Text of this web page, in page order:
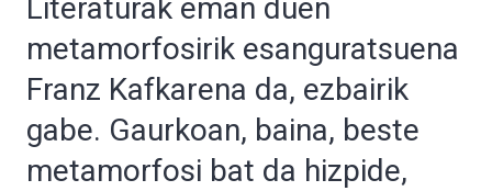
Literaturak eman duen
metamorfosirik esanguratsuena
Franz Kafkarena da, ezbairik
gabe. Gaurkoan, baina, beste
metamorfosi bat da hizpide,